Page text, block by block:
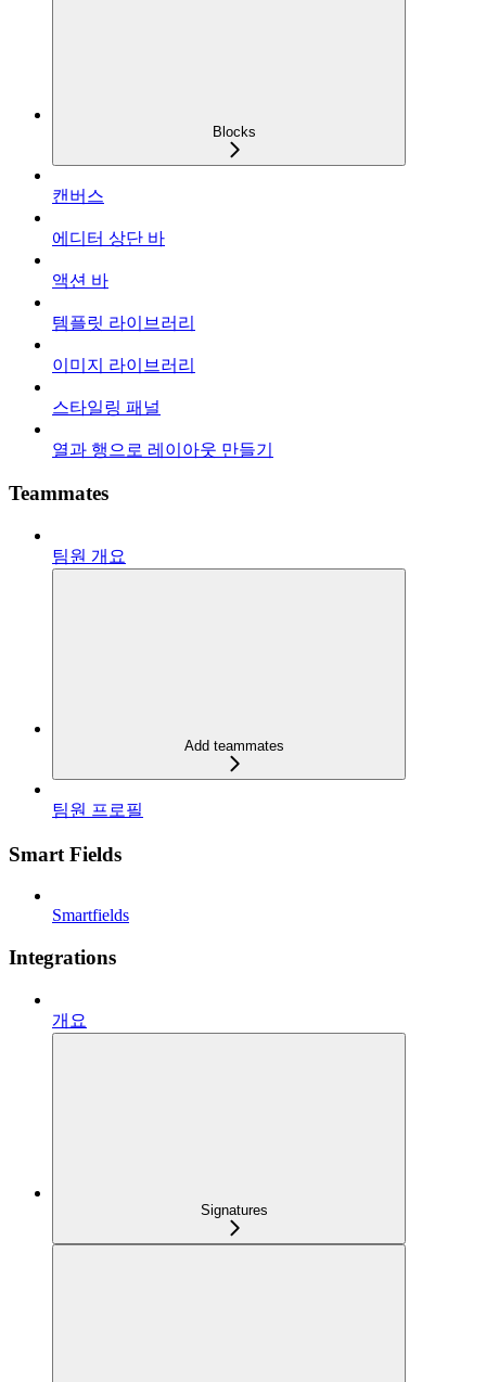
Blocks
캔버스
에디터 상단 바
액션 바
템플릿 라이브러리
이미지 라이브러리
스타일링 패널
열과 행으로 레이아웃 만들기
Teammates
팀원 개요
Add teammates
팀원 프로필
Smart Fields
Smartfields
Integrations
개요
Signatures